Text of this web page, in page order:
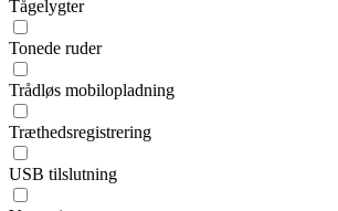
Tågelygter
Tonede ruder
Trådløs mobilopladning
Træthedsregistrering
USB tilslutning